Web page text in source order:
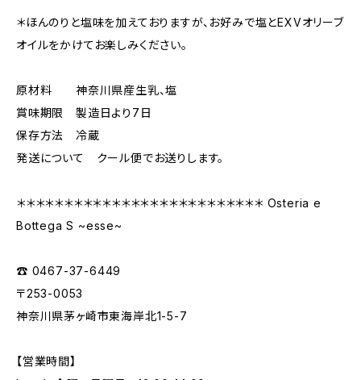
＊ほんのりと塩味を加えておりますが、お好みで塩とEXVオリーブ
オイルをかけてお楽しみください。
原材料 神奈川県産生乳、塩
賞味期限 製造日より7日
保存方法 冷蔵
発送について クール便でお送りします。
＊＊＊＊＊＊＊＊＊＊＊＊＊＊＊＊＊＊＊＊＊＊＊＊＊＊ Osteria e
Bottega S ~esse~
☎︎ 0467-37-6449
〒253-0053
神奈川県茅ヶ崎市東海岸北1-5-7
【営業時間】